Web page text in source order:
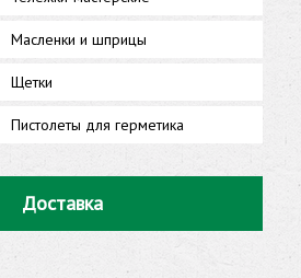
Масленки и шприцы
Щетки
Пистолеты для герметика
Доставка